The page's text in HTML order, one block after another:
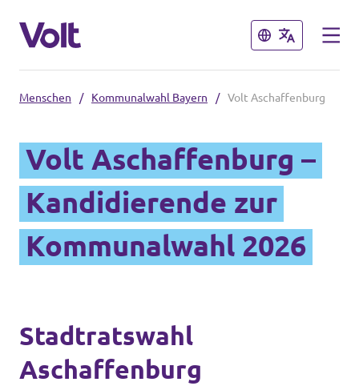
Schließen
Lokale Teams
Volt in Deutschland
Website
Volt Deutschland Merchandise Shop
Schließen
Programm
Über Volt
Neuigkeiten
Menschen / Kommunalwahl Bayern / Volt Aschaffenburg
Volt Aschaffenburg –
Kandidierende zur
Kommunalwahl 2026
Stadtratswahl
Aschaffenburg